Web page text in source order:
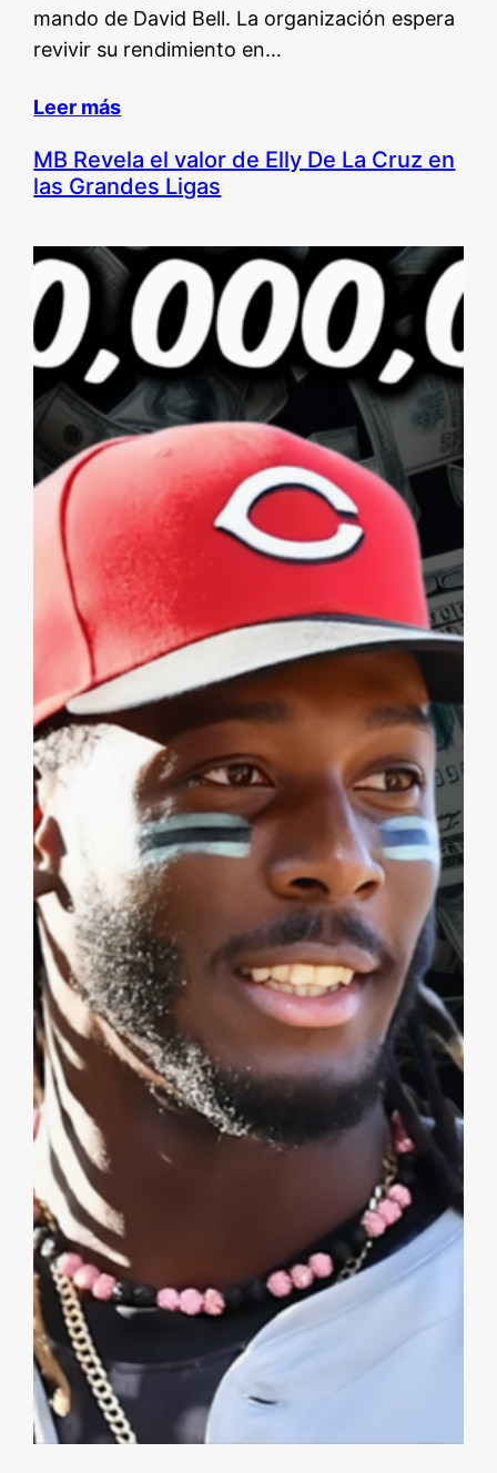
mando de David Bell. La organización espera
revivir su rendimiento en…
Leer más
MB Revela el valor de Elly De La Cruz en
las Grandes Ligas